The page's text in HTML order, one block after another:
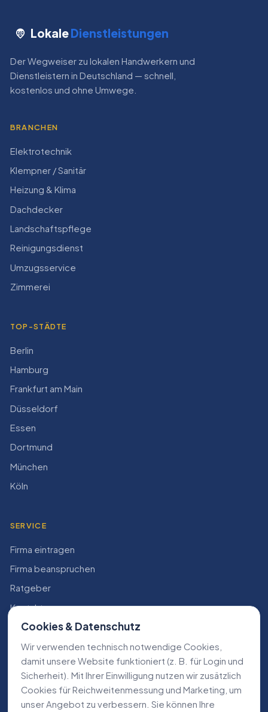
LokaleDienstleistungen
Der Wegweiser zu lokalen Handwerkern und
Dienstleistern in Deutschland — schnell,
kostenlos und ohne Umwege.
BRANCHEN
Elektrotechnik
Klempner / Sanitär
Heizung & Klima
Dachdecker
Landschaftspflege
Reinigungsdienst
Umzugsservice
Zimmerei
TOP-STÄDTE
Berlin
Hamburg
Frankfurt am Main
Düsseldorf
Essen
Dortmund
München
Köln
SERVICE
Firma eintragen
Firma beanspruchen
Ratgeber
Kontakt
Konto
RECHTLICHES
Impressum
Datenschutz
Cookies & Datenschutz
Wir verwenden technisch notwendige Cookies,
damit unsere Website funktioniert (z. B. für Login und
Sicherheit). Mit Ihrer Einwilligung nutzen wir zusätzlich
Cookies für Reichweiten­messung und Marketing, um
unser Angebot zu verbessern. Sie können Ihre